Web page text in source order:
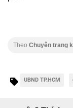
Theo Chuyên trang
UBND TP.HCM